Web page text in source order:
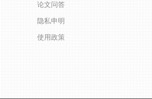
论文问答
隐私申明
使用政策